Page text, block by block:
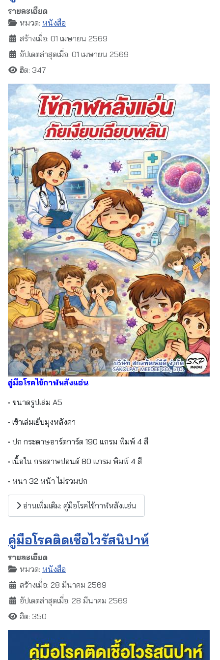
รายละเอียด
หมวด: หนังสือ
สร้างเมื่อ: 01 เมษายน 2569
อัปเดตล่าสุดเมื่อ: 01 เมษายน 2569
ฮิต: 347
คู่มือโรคไข้กาฬหลังแอ่น
• ขนาดรูปเล่ม A5
• เข้าเล่มเย็บมุงหลังคา
• ปก กระดาษอาร์ตการ์ด 190 แกรม พิมพ์ 4 สี
• เนื้อใน กระดาษปอนด์ 80 แกรม พิมพ์ 4 สี
• หนา 32 หน้า ไม่รวมปก
อ่านเพิ่มเติม: คู่มือโรคไข้กาฬหลังแอ่น
คู่มือโรคติดเชื้อไวรัสนิปาห์
รายละเอียด
หมวด: หนังสือ
สร้างเมื่อ: 28 มีนาคม 2569
อัปเดตล่าสุดเมื่อ: 28 มีนาคม 2569
ฮิต: 350